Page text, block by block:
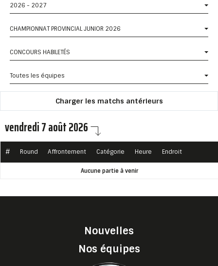
2026 - 2027
CHAMPIONNAT PROVINCIAL JUNIOR 2026
CONCOURS HABILETÉS
Toutes les équipes
Charger les matchs antérieurs
vendredi 7 août 2026
# Round Affrontement Catégorie Heure Endroit
Aucune partie à venir
Nouvelles
Nos équipes